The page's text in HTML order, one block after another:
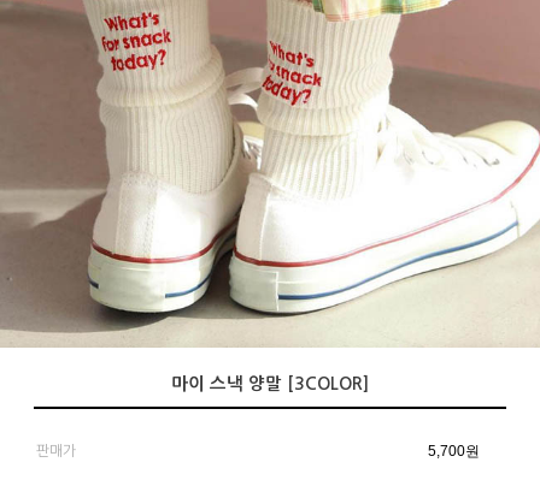
마이 스낵 양말 [3COLOR]
판매가 5,700원